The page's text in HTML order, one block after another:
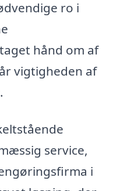
ro i
hånd om af
vigtigheden af
service,
i